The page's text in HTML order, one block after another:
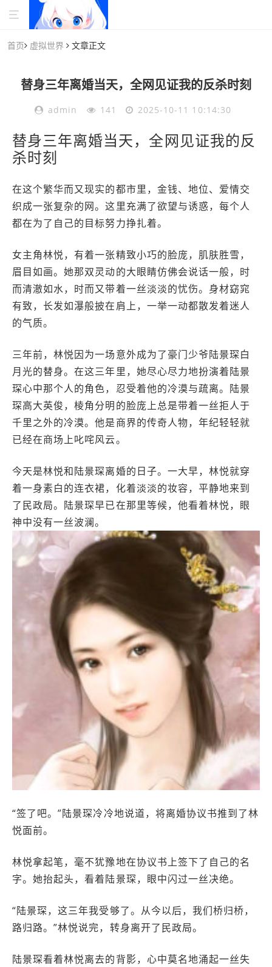
首页 虚拟世界 文章正文
替身三年离婚当天，全网见证我的反杀时刻
admin 141 2025-10-11 10:14:30
替身三年离婚当天，全网见证我的反
杀时刻
在这个繁华而又现实的都市里，金钱、地位、爱情交
织成一张复杂的网。这里充满了欲望与诱惑，每个人
都在为了自己的目标努力挣扎着。
女主角林悦，有着一张精致小巧的脸庞，肌肤胜雪，
眉目如画。她那双灵动的大眼睛仿佛会说话一般，时
而清澈如水，时而又带着一丝淡淡的忧伤。身材窈窕
有致，长发如瀑般披在肩上，一举一动都散发着迷人
的气质。
三年前，林悦因为一场意外成为了豪门少爷陆景琛白
月光的替身。在这三年里，她尽心尽力地扮演着陆景
琛心中那个人的角色，忍受着他的冷漠与疏离。陆景
琛高大英俊，棱角分明的脸庞上总是带着一丝拒人于
千里之外的冷漠。他是商界的传奇人物，年纪轻轻就
已经在商场上叱咤风云。
今天是林悦和陆景琛离婚的日子。一大早，林悦就穿
着一身素白的连衣裙，化着淡淡的妆容，平静地来到
了民政局。陆景琛早已在那里等候，他看着林悦，眼
神中没有一丝波澜。
“签了吧。”陆景琛冷冷地说道，将离婚协议书推到了林
悦面前。
林悦拿起笔，毫不犹豫地在协议书上签下了自己的名
字。她抬起头，看着陆景琛，眼中闪过一丝决绝。
“陆景琛，这三年我受够了。从今以后，我们桥归桥，
路归路。”林悦说完，转身离开了民政局。
陆景琛看着林悦离去的背影，心中莫名地涌起一丝失